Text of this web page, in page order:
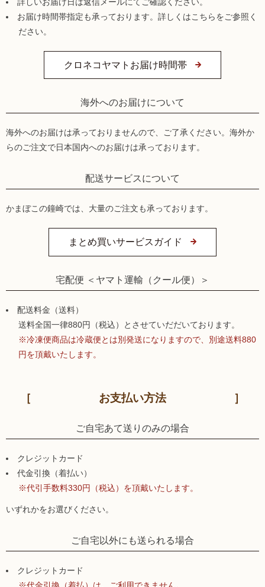
お届け時間帯指定も承っております。詳しくはこちらをご参照く
ださい。
クロネコヤマトお届け時間帯
海外へのお届けについて
海外へのお届けは承っておりませんので、ご了承ください。海外か
らのご注文で日本国内へのお届けは承っております。
配送サービスについて
かまぼこの鐘崎では、大量のご注文も承っております。
まとめ買いサービスガイド
宅配便 ＜ヤマト運輸（クール便）＞
配送料金（送料）
送料全国一律880円（税込）とさせていだだいております。
※冷凍便商品は冷蔵便とは別発送になりますので、別途送料880
円を頂戴いたします。
お支払い方法
ご自宅あて送りのみの場合
クレジットカード
代金引換（着払い）
※代引手数料330円（税込）を頂戴いたします。
いずれかをお選びください。
ご自宅以外にも送られる場合
クレジットカード